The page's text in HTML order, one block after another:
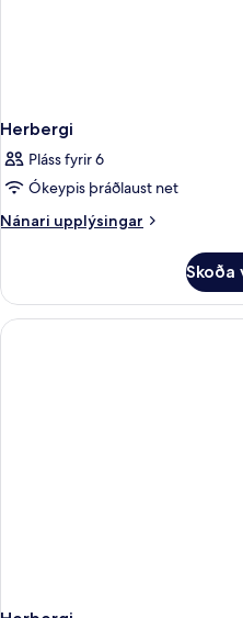
Herbergi
Pláss fyrir 6
Ókeypis þráðlaust net
Nánari upplýsingar
Nánari